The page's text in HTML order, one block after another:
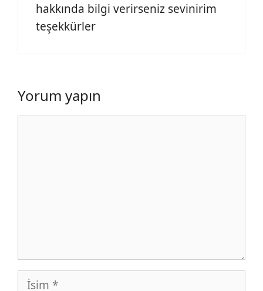
hakkında bilgi verirseniz sevinirim
teşekkürler
Yorum yapın
İsim